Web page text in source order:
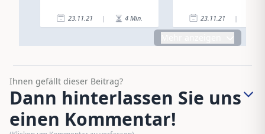
23.11.21 | 4 Min. 23.11.21 |
Ihnen gefällt dieser Beitrag?
Dann hinterlassen Sie uns
einen Kommentar!